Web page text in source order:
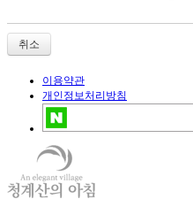
취소
이용약관
개인정보처리방침